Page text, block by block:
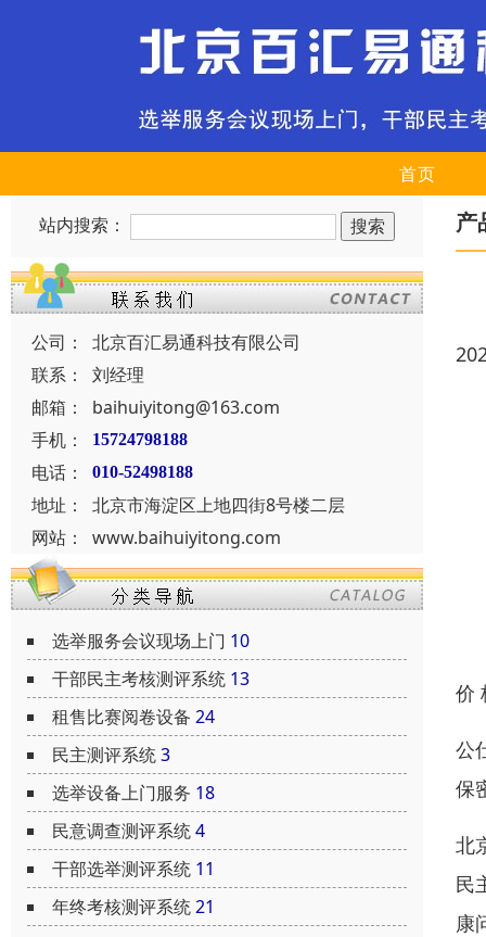
首页
站内搜索：
公司：
北京百汇易通科技有限公司
联系：
刘经理
邮箱：
baihuiyitong@163.com
手机：
15724798188
电话： 010-52498188
地址：
北京市海淀区上地四街8号楼二层
网站：
www.baihuiyitong.com
选举服务会议现场上门 10
干部民主考核测评系统 13
租售比赛阅卷设备 24
民主测评系统3
选举设备上门服务 18
民意调查测评系统4
干部选举测评系统 11
年终考核测评系统21
产
价
公
保
北
民
康